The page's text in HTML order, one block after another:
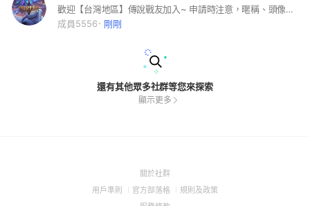
歡迎【台灣地區】傳說戰友加入~ 申請時注意，暱稱、頭像不能是無意義的符號或影射任何髒話、色情等，入群後請先自我介紹~目前的段位~擅長打哪個位置(野/凱/中/輔/射)，讓大家認識一下哦！ ※禁止廣告、宣傳社群，違者一律踢除。 #傳說對決 #線上揪團 #排位 #經典 #上分列車 #永恆傳說 #雷隊友退散
成員5556
剛剛
還有其他眾多社群等您來探索
顯示更多
關於社群(Open
用戶準則
(Open
官方部落格
(Open
規則及政策(Open